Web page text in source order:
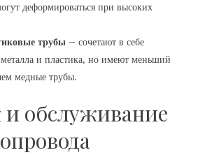
деформироваться при высоких
трубы – сочетают в себе
и пластика‚ но имеют меньший
медные трубы.
обслуживание